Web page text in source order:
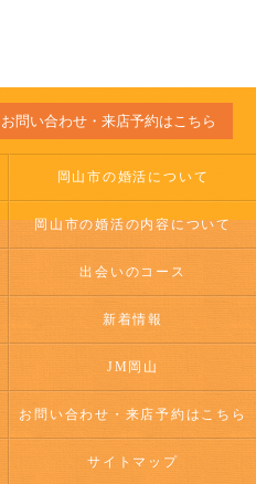
お問い合わせ・来店予約はこちら
岡山市の婚活について
岡山市の婚活の内容について
出会いのコース
新着情報
JM岡山
お問い合わせ・来店予約はこちら
サイトマップ